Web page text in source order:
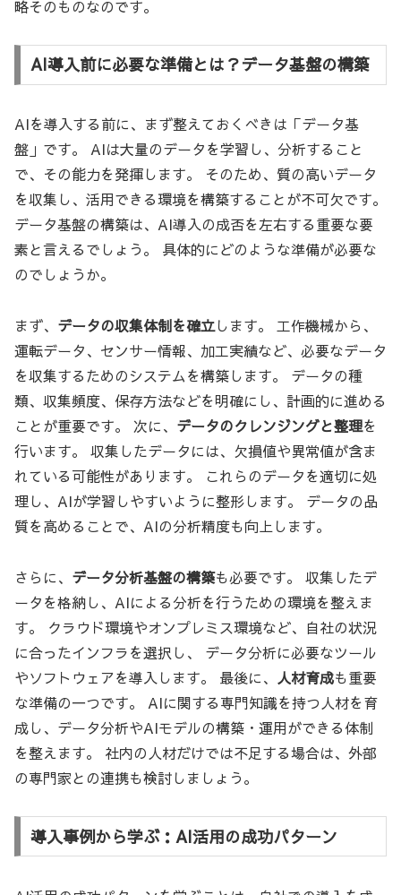
略そのものなのです。
AI導入前に必要な準備とは？データ基盤の構築
AIを導入する前に、まず整えておくべきは「データ基
盤」です。 AIは大量のデータを学習し、分析すること
で、その能力を発揮します。 そのため、質の高いデータ
を収集し、活用できる環境を構築することが不可欠です。
データ基盤の構築は、AI導入の成否を左右する重要な要
素と言えるでしょう。 具体的にどのような準備が必要な
のでしょうか。
まず、 データの収集体制を確立します。 工作機械から、
運転データ、センサー情報、加工実績など、必要なデータ
を収集するためのシステムを構築します。 データの種
類、収集頻度、保存方法などを明確にし、計画的に進める
ことが重要です。 次に、 データのクレンジングと整理を
行います。 収集したデータには、欠損値や異常値が含ま
れている可能性があります。 これらのデータを適切に処
理し、AIが学習しやすいように整形します。 データの品
質を高めることで、AIの分析精度も向上します。
さらに、 データ分析基盤の構築も必要です。 収集したデ
ータを格納し、AIによる分析を行うための環境を整えま
す。 クラウド環境やオンプレミス環境など、自社の状況
に合ったインフラを選択し、 データ分析に必要なツール
やソフトウェアを導入します。 最後に、 人材育成も重要
な準備の一つです。 AIに関する専門知識を持つ人材を育
成し、データ分析やAIモデルの構築・運用ができる体制
を整えます。 社内の人材だけでは不足する場合は、外部
の専門家との連携も検討しましょう。
導入事例から学ぶ：AI活用の成功パターン